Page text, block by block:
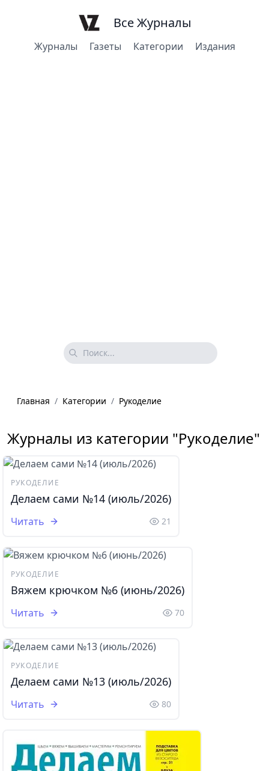
Журналы Газеты Категории Издания
Все Журналы
Главная / Категории / Рукоделие
Журналы из категории "Рукоделие"
РУКОДЕЛИЕ
Делаем сами №14 (июль/2026)
Читать 21
РУКОДЕЛИЕ
Вяжем крючком №6 (июнь/2026)
Читать 70
РУКОДЕЛИЕ
Делаем сами №13 (июль/2026)
Читать 80